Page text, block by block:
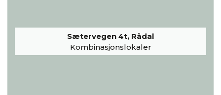
Sætervegen 4t, Rådal
Kombinasjonslokaler